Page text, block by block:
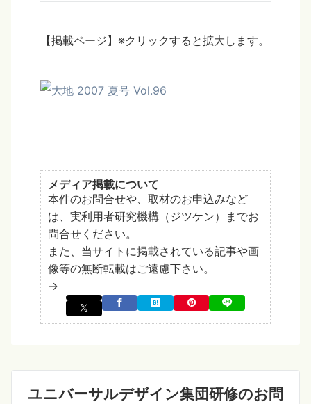
【掲載ページ】※クリックすると拡大します。
メディア掲載について
本件のお問合せや、取材のお申込みなど
は、実利用者研究機構（ジツケン）までお
問合せください。
また、当サイトに掲載されている記事や画
像等の無断転載はご遠慮下さい。
→
ユニバーサルデザイン集団研修のお問